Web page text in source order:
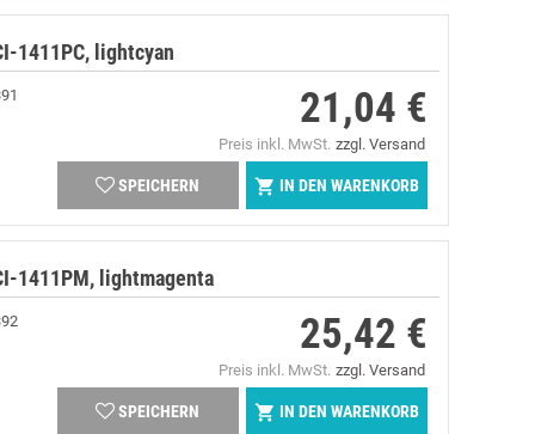
1411PC, lightcyan
21,04 €
Preis inkl. MwSt. zzgl. Versand
SPEICHERN  IN DEN WARENKORB
1411PM, lightmagenta
25,42 €
Preis inkl. MwSt. zzgl. Versand
SPEICHERN  IN DEN WARENKORB